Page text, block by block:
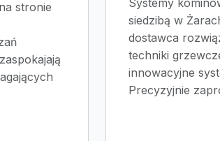
stronie
siedzibą w
dostawca
techniki
innowacyjne
Precyzyjnie